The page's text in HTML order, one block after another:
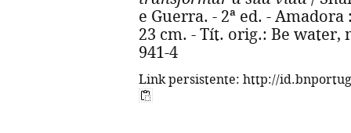
e Guerra. - 2ª ed. - Amadora
23 cm. - Tít. orig.: Be water,
941-4
Link persistente: http://